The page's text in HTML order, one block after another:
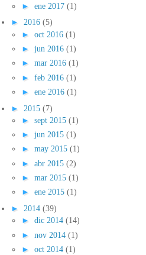
► ene 2017 (1)
► 2016 (5)
► oct 2016 (1)
► jun 2016 (1)
► mar 2016 (1)
► feb 2016 (1)
► ene 2016 (1)
► 2015 (7)
► sept 2015 (1)
► jun 2015 (1)
► may 2015 (1)
► abr 2015 (2)
► mar 2015 (1)
► ene 2015 (1)
► 2014 (39)
► dic 2014 (14)
► nov 2014 (1)
► oct 2014 (1)